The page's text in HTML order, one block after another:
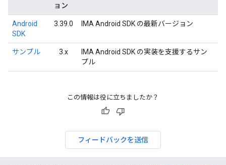
ョン
Android
SDK
3.39.0 IMA Android SDK の最新バージョン
サンプル 3.x
IMA Android SDK の実装を支援するサン
プル
この情報は役に立ちましたか？
フィードバックを送信